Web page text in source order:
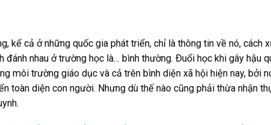
kể cả ở những quốc gia phát triển, chỉ là thông tin về nó, cách
đánh nhau ở trường học là… bình thường. Ðuổi học khi gây hậu
môi trường giáo dục và cả trên bình diện xã hội hiện nay, bởi
toàn diện con người. Nhưng dù thế nào cũng phải thừa nhận